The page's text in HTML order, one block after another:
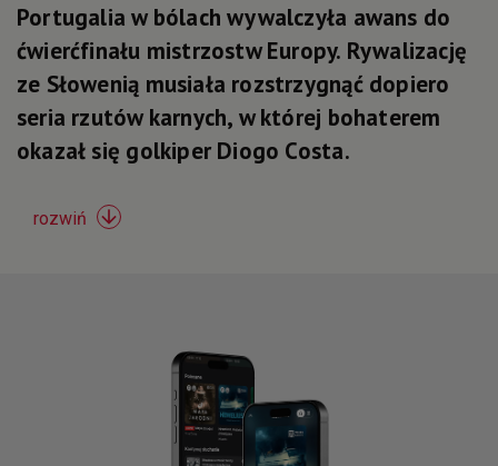
Portugalia w bólach wywalczyła awans do
ćwierćfinału mistrzostw Europy. Rywalizację
ze Słowenią musiała rozstrzygnąć dopiero
seria rzutów karnych, w której bohaterem
okazał się golkiper Diogo Costa.
rozwiń 